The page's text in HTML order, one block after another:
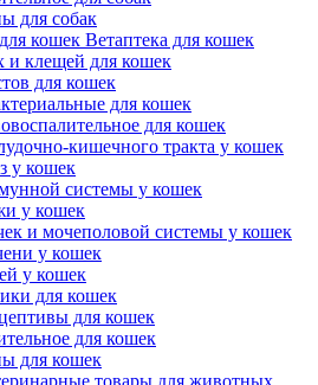
для собак
Ветаптека для кошек
и клещей для кошек
для кошек
для кошек
для кошек
кишечного тракта у кошек
у кошек
системы у кошек
у кошек
и мочеполовой системы у кошек
у кошек
у кошек
для кошек
для кошек
для кошек
для кошек